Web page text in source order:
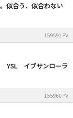
似合う、似合わない
159591 PV
YSL イブサンローラ
155960 PV